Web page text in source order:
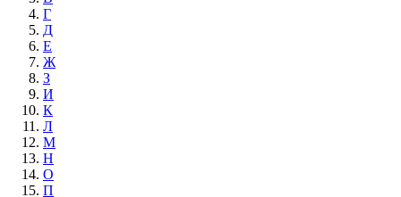
Г
Д
Е
Ж
З
И
К
Л
М
Н
О
П